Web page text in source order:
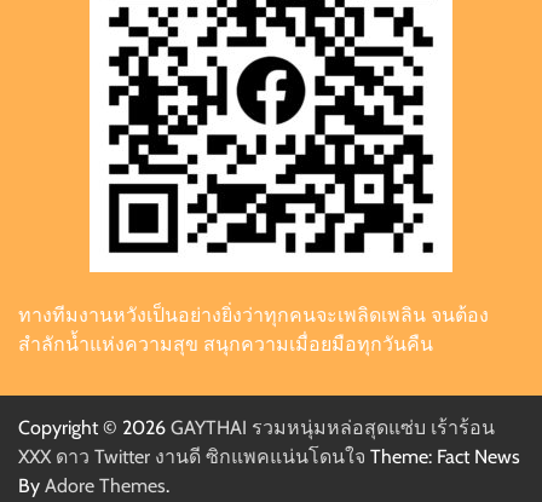
ทางทีมงานหวังเป็นอย่างยิ่งว่าทุกคนจะเพลิดเพลิน จนต้อง
สำลักน้ำแห่งความสุข สนุกความเมื่อยมือทุกวันคืน
Copyright © 2026 GAYTHAI รวมหนุ่มหล่อสุดแซ่บ เร้าร้อน
XXX ดาว Twitter งานดี ซิกแพคแน่นโดนใจ Theme: Fact News
By Adore Themes.